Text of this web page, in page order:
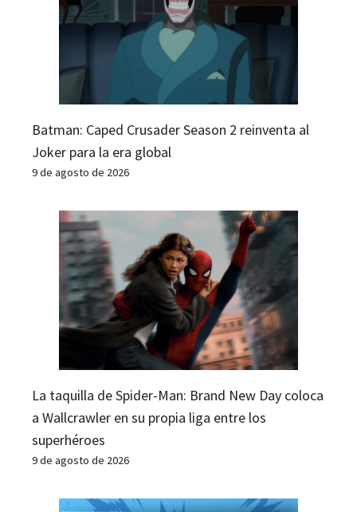
Batman: Caped Crusader Season 2 reinventa al
Joker para la era global
9 de agosto de 2026
La taquilla de Spider-Man: Brand New Day coloca
a Wallcrawler en su propia liga entre los
superhéroes
9 de agosto de 2026